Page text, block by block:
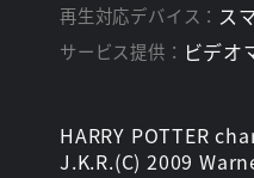
再生対応デバイス： ス
サービス提供： ビデオ
HARRY POTTER
J.K.R.(C) 2009